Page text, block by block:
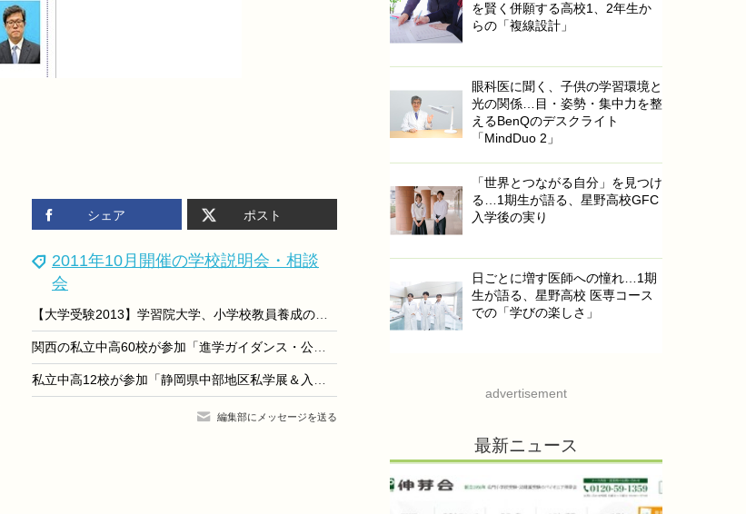
シェア ポスト
2011年10月開催の学校説明会・相談
会
【大学受験2013】学習院大学、小学校教員養成の教育学科を新設
関西の私立中高60校が参加「進学ガイダンス・公立高校説明会」10/30
私立中高12校が参加「静岡県中部地区私学展＆入試相談会」10/30
編集部にメッセージを送る
を賢く併願する高校1、2年生か
らの「複線設計」
眼科医に聞く、子供の学習環境と
光の関係…目・姿勢・集中力を整
えるBenQのデスクライト
「MindDuo 2」
「世界とつながる自分」を見つけ
る…1期生が語る、星野高校GFC
入学後の実り
日ごとに増す医師への憧れ…1期
生が語る、星野高校 医専コース
での「学びの楽しさ」
advertisement
最新ニュース